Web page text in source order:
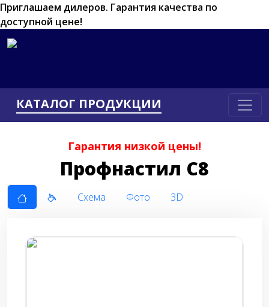
Приглашаем дилеров. Гарантия качества по
доступной цене!
КАТАЛОГ ПРОДУКЦИИ
Гарантия низкой цены!
Профнастил С8
Схема Фото 3D